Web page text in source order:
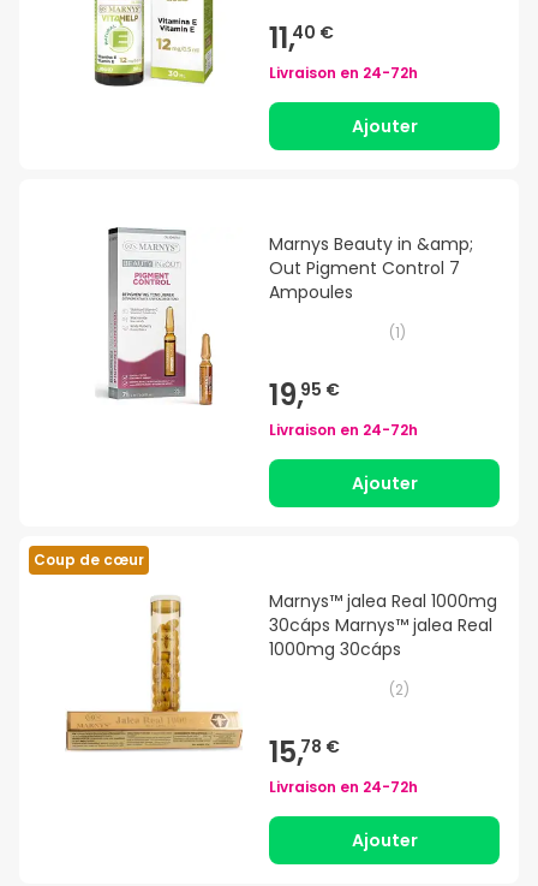
11,40 €
Livraison en 24-72h
Ajouter
Marnys Beauty in &amp;
Out Pigment Control 7
Ampoules
(1)
19,95 €
Livraison en 24-72h
Ajouter
Coup de cœur
Marnys™ jalea Real 1000mg
30cáps Marnys™ jalea Real
1000mg 30cáps
(2)
15,78 €
Livraison en 24-72h
Ajouter